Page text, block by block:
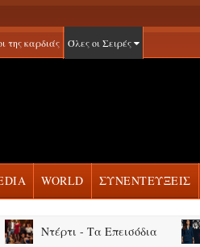
της καρδιάς Όλες οι Σειρές
WORLD ΣΥΝΕΝΤΕΥΞΕΙΣ
Ντέρτι - Τα Επεισόδια